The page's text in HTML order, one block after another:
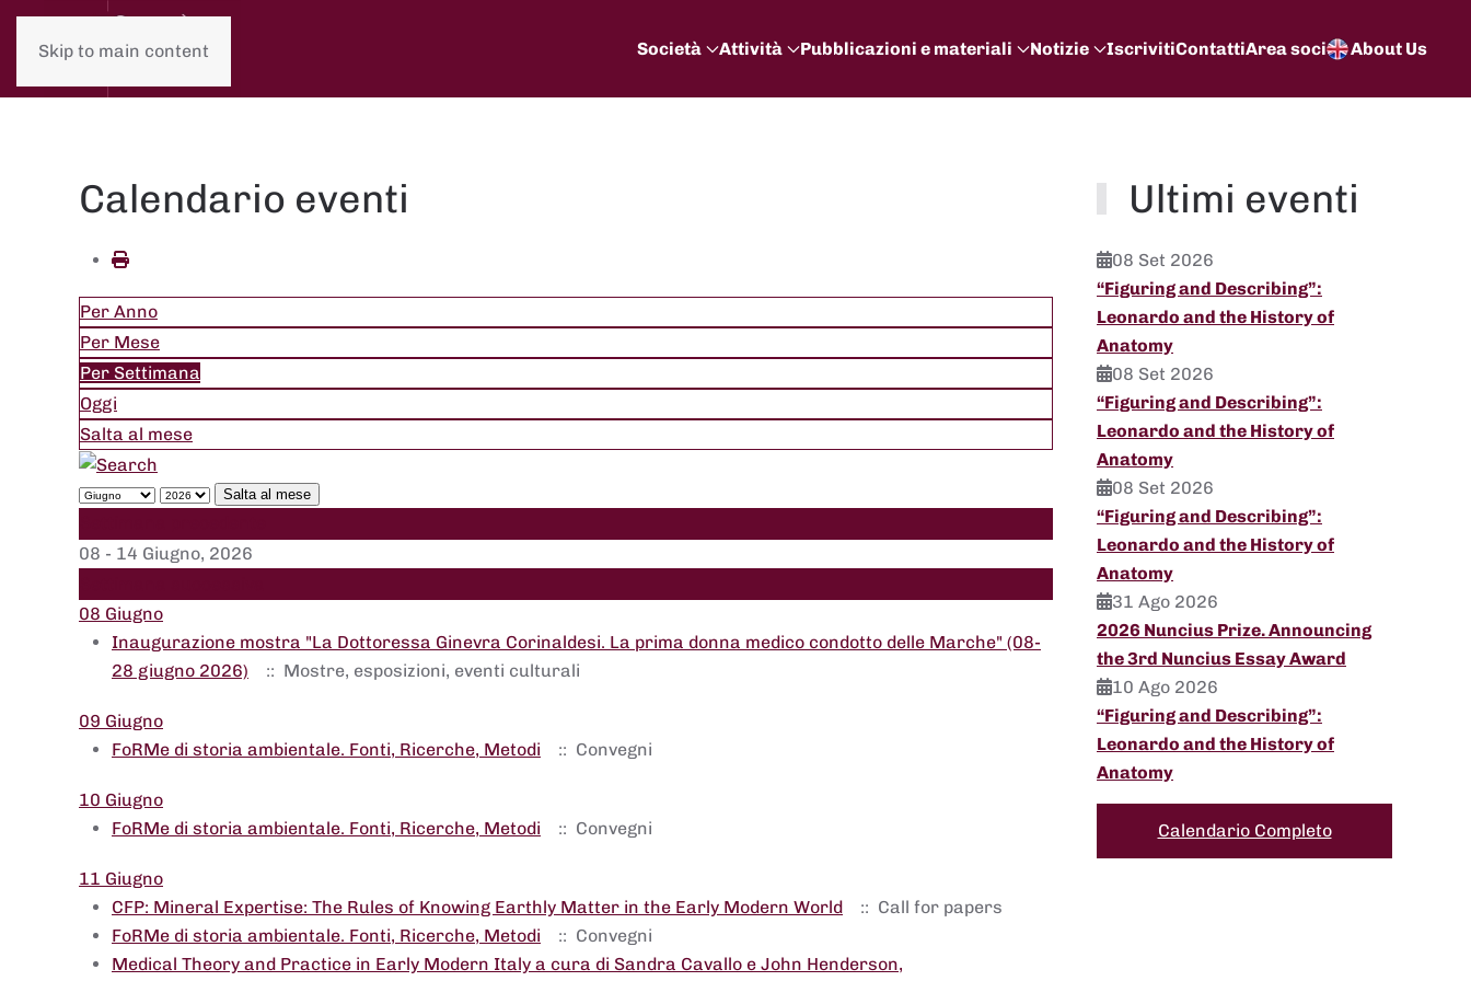
Skip to main content Società Attività Pubblicazioni e materiali Notizie IscrivitiContattiArea soci About Us
Calendario eventi
Per Anno
Per Mese
Per Settimana
Oggi
Salta al mese
Salta al mese
08 - 14 Giugno, 2026
08 Giugno
Inaugurazione mostra "La Dottoressa Ginevra Corinaldesi. La prima donna medico condotto delle Marche" (08-
28 giugno 2026)
:: Mostre, esposizioni, eventi culturali
09 Giugno
FoRMe di storia ambientale. Fonti, Ricerche, Metodi
:: Convegni
10 Giugno
FoRMe di storia ambientale. Fonti, Ricerche, Metodi
:: Convegni
11 Giugno
CFP: Mineral Expertise: The Rules of Knowing Earthly Matter in the Early Modern World
:: Call for papers
FoRMe di storia ambientale. Fonti, Ricerche, Metodi
:: Convegni
Medical Theory and Practice in Early Modern Italy a cura di Sandra Cavallo e John Henderson,
Ultimi eventi
08 Set 2026
“Figuring and Describing”:
Leonardo and the History of
Anatomy
08 Set 2026
“Figuring and Describing”:
Leonardo and the History of
Anatomy
08 Set 2026
“Figuring and Describing”:
Leonardo and the History of
Anatomy
31 Ago 2026
2026 Nuncius Prize. Announcing
the 3rd Nuncius Essay Award
10 Ago 2026
“Figuring and Describing”:
Leonardo and the History of
Anatomy
Calendario Completo